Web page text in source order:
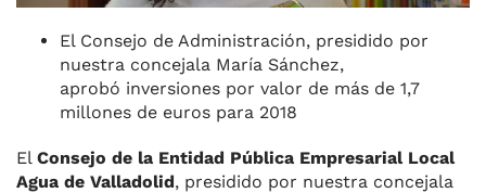
El Consejo de Administración, presidido por
nuestra concejala María Sánchez,
aprobó inversiones por valor de más de 1,7
millones de euros para 2018
El Consejo de la Entidad Pública Empresarial Local
Agua de Valladolid, presidido por nuestra concejala